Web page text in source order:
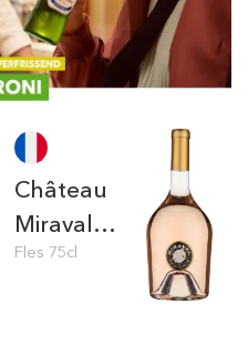
Château
Miraval
Provence
Fles 75cl